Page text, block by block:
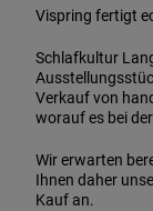
Vispring fertigt
Schlafkultur
Verkauf von
worauf es bei
Wir erwarten
Ihnen daher
Kauf an.